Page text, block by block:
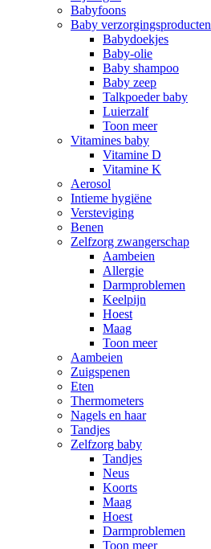
Babyfoons
Baby verzorgingsproducten
Babydoekjes
Baby-olie
Baby shampoo
Baby zeep
Talkpoeder baby
Luierzalf
Toon meer
Vitamines baby
Vitamine D
Vitamine K
Aerosol
Intieme hygiëne
Versteviging
Benen
Zelfzorg zwangerschap
Aambeien
Allergie
Darmproblemen
Keelpijn
Hoest
Maag
Toon meer
Aambeien
Zuigspenen
Eten
Thermometers
Nagels en haar
Tandjes
Zelfzorg baby
Tandjes
Neus
Koorts
Maag
Hoest
Darmproblemen
Toon meer